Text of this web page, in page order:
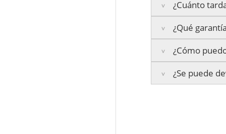
Sprinter 416
¿Cuánto
Península:
Islas Baleares:El
Los plazos
¿Qué
La garantía varía
3 años de
2 años de
Todas nuestras
¿Cómo
Te enviaremos un
en todo momento.
¿Se puede